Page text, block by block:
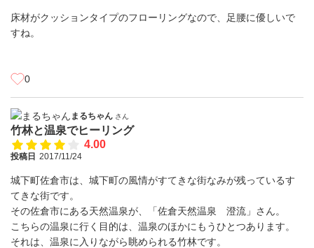
床材がクッションタイプのフローリングなので、足腰に優しいで
すね。
0
まるちゃん さん
竹林と温泉でヒーリング
4.00
投稿日 2017/11/24
城下町佐倉市は、城下町の風情がすてきな街なみが残っているす
てきな街です。
その佐倉市にある天然温泉が、「佐倉天然温泉 澄流」さん。
こちらの温泉に行く目的は、温泉のほかにもうひとつあります。
それは、温泉に入りながら眺められる竹林です。